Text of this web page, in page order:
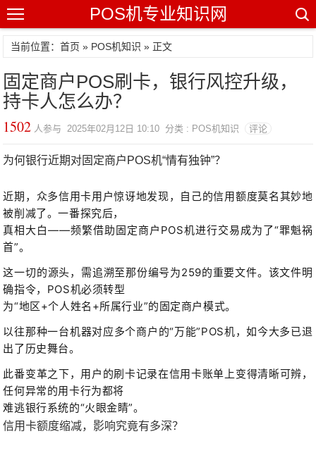
POS机专业知识网
当前位置：首页 » POS机知识 » 正文
固定商户POS刷卡，银行风控升级，
持卡人怎么办？
1502 人参与 2025年02月12日 10:10 分类 : POS机知识 评论
为何银行近期对固定商户POS机“情有独钟”？
近期，众多信用卡用户惊讶地发现，自己的信用额度莫名其妙地
被削减了。一番探究后，
真相大白——频繁借助固定商户POS机进行交易成为了“罪魁祸
首”。
这一切的源头，需追溯至那份编号为259的重要文件。该文件明
确指令，POS机必须转型
为“地区+个人姓名+所属行业”的固定商户模式。
以往那种一台机器对应多个商户的“万能”POS机，如今大多已退
出了历史舞台。
此番变革之下，用户的刷卡记录在信用卡账单上变得清晰可辨，
任何异常的用卡行为都将
难逃银行系统的“火眼金睛”。
信用卡额度缩减，影响究竟有多深？